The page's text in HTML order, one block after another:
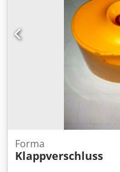
Forma
Klappverschluss